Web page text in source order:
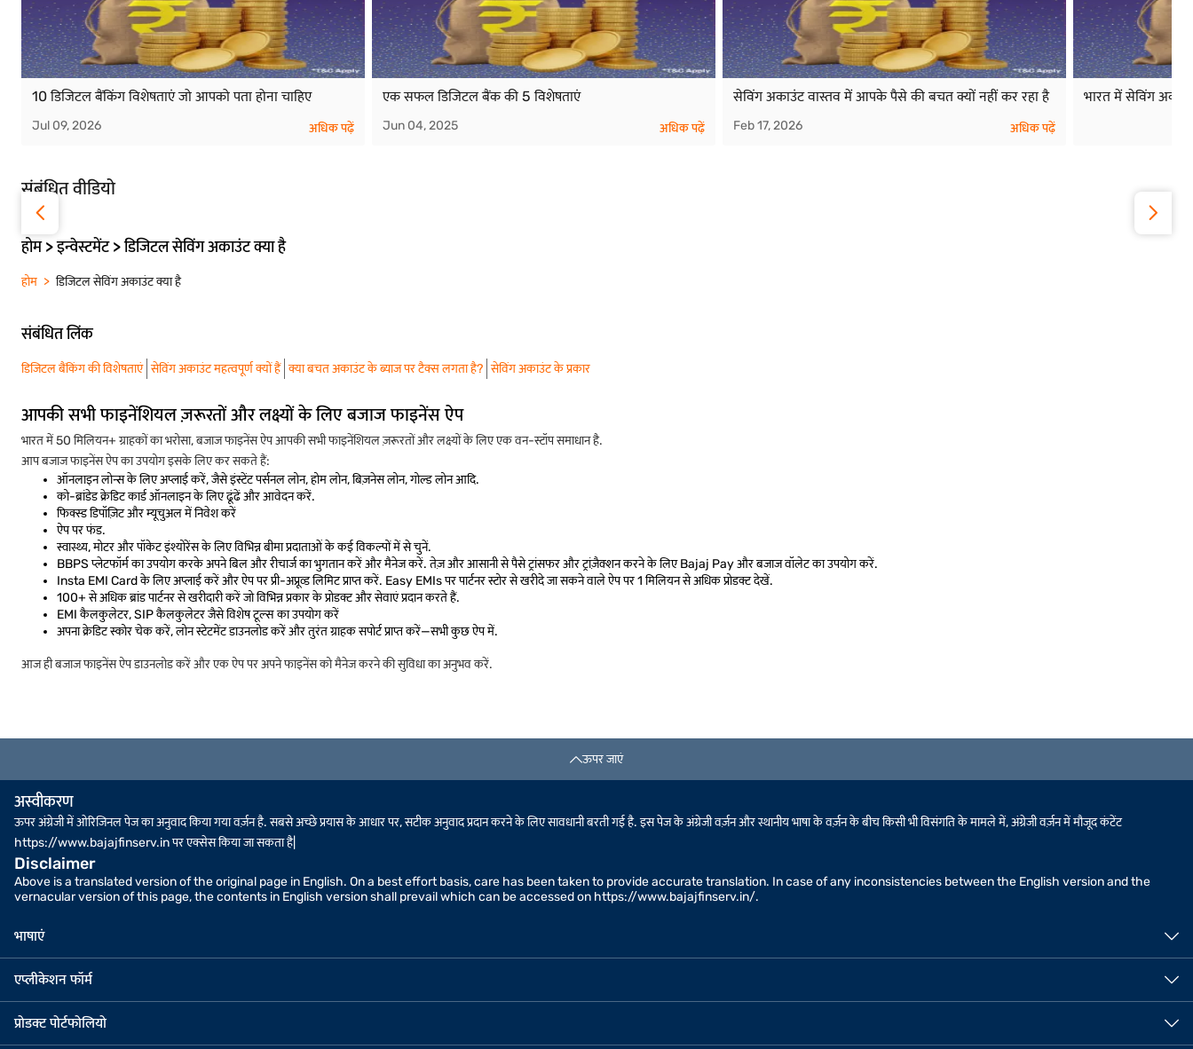
10 डिजिटल बैंकिंग विशेषताएं जो आपको पता होना चाहिए
Jul 09, 2026 अधिक पढ़ें
एक सफल डिजिटल बैंक की 5 विशेषताएं
Jun 04, 2025 अधिक पढ़ें
सेविंग अकाउंट वास्तव में आपके पैसे की बचत क्यों नहीं कर रहा है
Feb 17, 2026 अधिक पढ़ें
भारत में सेविंग
संबंधित वीडियो
होम > इन्वेस्टमेंट > डिजिटल सेविंग अकाउंट क्या है
होम डिजिटल सेविंग अकाउंट क्या है
संबंधित लिंक
डिजिटल बैंकिंग की विशेषताएं सेविंग अकाउंट महत्वपूर्ण क्यों हैं क्या बचत अकाउंट के ब्याज पर टैक्स लगता है? सेविंग अकाउंट के प्रकार
आपकी सभी फाइनेंशियल ज़रूरतों और लक्ष्यों के लिए बजाज फाइनेंस ऐप
भारत में 50 मिलियन+ ग्राहकों का भरोसा, बजाज फाइनेंस ऐप आपकी सभी फाइनेंशियल ज़रूरतों और लक्ष्यों के लिए एक वन-स्टॉप समाधान है.
आप बजाज फाइनेंस ऐप का उपयोग इसके लिए कर सकते हैं:
ऑनलाइन लोन्स के लिए अप्लाई करें, जैसे इंस्टेंट पर्सनल लोन, होम लोन, बिज़नेस लोन, गोल्ड लोन आदि.
को-ब्रांडेड क्रेडिट कार्ड ऑनलाइन के लिए ढूंढें और आवेदन करें.
फिक्स्ड डिपॉज़िट और म्यूचुअल में निवेश करें
ऐप पर फंड.
स्वास्थ्य, मोटर और पॉकेट इंश्योरेंस के लिए विभिन्न बीमा प्रदाताओं के कई विकल्पों में से चुनें.
BBPS प्लेटफॉर्म का उपयोग करके अपने बिल और रीचार्ज का भुगतान करें और मैनेज करें. तेज़ और आसानी से पैसे ट्रांसफर और ट्रांज़ैक्शन करने के लिए Bajaj Pay और बजाज वॉलेट का उपयोग करें.
Insta EMI Card के लिए अप्लाई करें और ऐप पर प्री-अप्रूव्ड लिमिट प्राप्त करें. Easy EMIs पर पार्टनर स्टोर से खरीदे जा सकने वाले ऐप पर 1 मिलियन से अधिक प्रोडक्ट देखें.
100+ से अधिक ब्रांड पार्टनर से खरीदारी करें जो विभिन्न प्रकार के प्रोडक्ट और सेवाएं प्रदान करते हैं.
EMI कैलकुलेटर, SIP कैलकुलेटर जैसे विशेष टूल्स का उपयोग करें
अपना क्रेडिट स्कोर चेक करें, लोन स्टेटमेंट डाउनलोड करें और तुरंत ग्राहक सपोर्ट प्राप्त करें—सभी कुछ ऐप में.
आज ही बजाज फाइनेंस ऐप डाउनलोड करें और एक ऐप पर अपने फाइनेंस को मैनेज करने की सुविधा का अनुभव करें.
ऊपर जाएं
अस्वीकरण
ऊपर अंग्रेजी में ओरिजिनल पेज का अनुवाद किया गया वर्ज़न है. सबसे अच्छे प्रयास के आधार पर, सटीक अनुवाद प्रदान करने के लिए सावधानी बरती गई है. इस पेज के अंग्रेजी वर्ज़न और स्थानीय भाषा के वर्ज़न के बीच किसी भी विसंगति के मामले में, अंग्रेजी वर्ज़न में मौजूद कंटेंट
https://www.bajajfinserv.in पर एक्सेस किया जा सकता है|
Disclaimer
Above is a translated version of the original page in English. On a best effort basis, care has been taken to provide accurate translation. In case of any inconsistencies between the English version and the
vernacular version of this page, the contents in English version shall prevail which can be accessed on https://www.bajajfinserv.in/.
भाषाएं
एप्लीकेशन फॉर्म
प्रोडक्ट पोर्टफोलियो